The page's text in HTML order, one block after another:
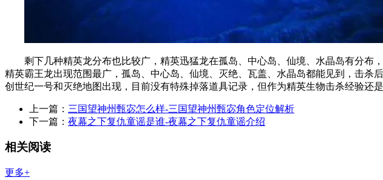
剩下几种精英龙分布也比较广，精英迅猛龙在孤岛、中心岛、仙境、水晶岛有分布
精英霸王龙出现范围最广，孤岛、中心岛、仙境、灭绝、瓦盖、水晶岛都能见到，击
创世纪一号和灭绝地图出现，目前没有特殊掉落道具记录，但作为精英生物击杀经验还是
上一篇： 三国望神州甄宓怎么样-三国望神州甄宓角色定位解析
下一篇： 夜幕之下复仇童谣是谁-夜幕之下复仇童谣介绍
相关阅读
更多+